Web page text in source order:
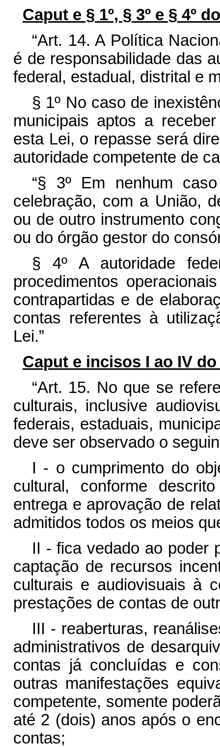
Caput e § 1º, § 3º e § 4º
“Art. 14. A Política
é de responsabilidade das
federal, estadual, distrital e
§ 1º No caso de
municipais aptos a
esta Lei, o repasse será
autoridade competente de
“§ 3º Em nenhum
celebração, com a União,
ou de outro instrumento
ou do órgão gestor do
§ 4º A autoridade
procedimentos
contrapartidas e de
contas referentes à
Lei.”
Caput e incisos I ao IV
“Art. 15. No que se
culturais, inclusive
federais, estaduais,
deve ser observado o
I - o cumprimento do
cultural, conforme
entrega e aprovação de
admitidos todos os meios
II - fica vedado ao poder
captação de recursos
culturais e audiovisuais à
prestações de contas de
III - reaberturas,
administrativos de
contas já concluídas e
outras manifestações
competente, somente
até 2 (dois) anos após o
contas;